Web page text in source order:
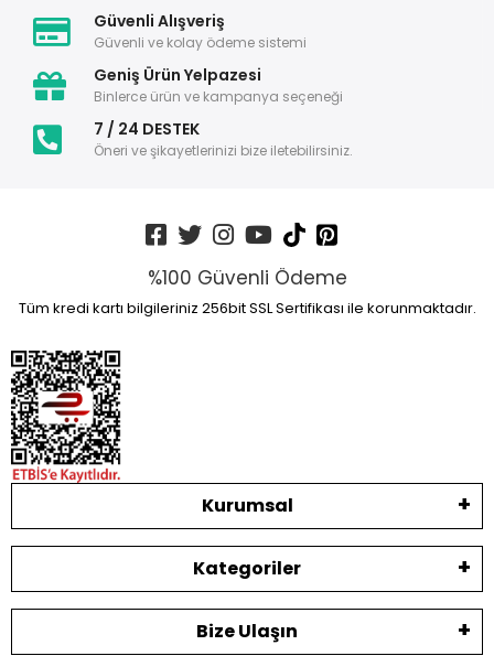
Güvenli Alışveriş
Güvenli ve kolay ödeme sistemi
Geniş Ürün Yelpazesi
Binlerce ürün ve kampanya seçeneği
7 / 24 DESTEK
Öneri ve şikayetlerinizi bize iletebilirsiniz.
%100 Güvenli Ödeme
Tüm kredi kartı bilgileriniz 256bit SSL Sertifikası ile korunmaktadır.
Kurumsal
Kategoriler
Bize Ulaşın